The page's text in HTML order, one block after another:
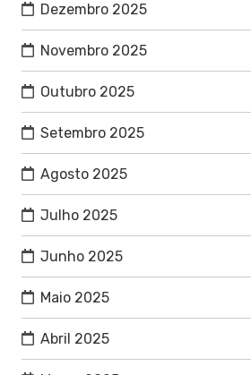
Dezembro 2025
Novembro 2025
Outubro 2025
Setembro 2025
Agosto 2025
Julho 2025
Junho 2025
Maio 2025
Abril 2025